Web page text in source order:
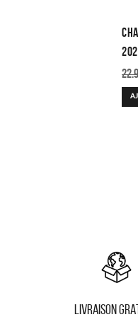
LIVRAISON